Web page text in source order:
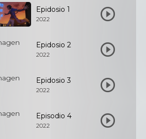
Epidosio 1
2022
Epidosio 2
2022
Epidosio 3
2022
Episodio 4
2022